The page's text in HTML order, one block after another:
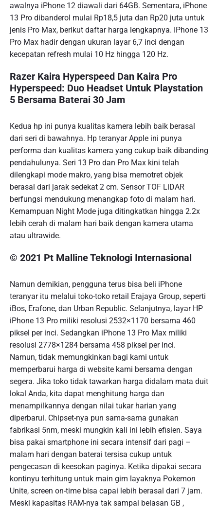
awalnya iPhone 12 diawali dari 64GB. Sementara, iPhone
13 Pro dibanderol mulai Rp18,5 juta dan Rp20 juta untuk
jenis Pro Max, berikut daftar harga lengkapnya. IPhone 13
Pro Max hadir dengan ukuran layar 6,7 inci dengan
kecepatan refresh mulai 10 Hz hingga 120 Hz.
Razer Kaira Hyperspeed Dan Kaira Pro
Hyperspeed: Duo Headset Untuk Playstation
5 Bersama Baterai 30 Jam
Kedua hp ini punya kualitas kamera lebih baik berasal
dari seri di bawahnya. Hp teranyar Apple ini punya
performa dan kualitas kamera yang cukup baik dibanding
pendahulunya. Seri 13 Pro dan Pro Max kini telah
dilengkapi mode makro, yang bisa memotret objek
berasal dari jarak sedekat 2 cm. Sensor TOF LiDAR
berfungsi mendukung menangkap foto di malam hari.
Kemampuan Night Mode juga ditingkatkan hingga 2.2x
lebih cerah di malam hari baik dengan kamera utama
atau ultrawide.
© 2021 Pt Malline Teknologi Internasional
Namun demikian, pengguna terus bisa beli iPhone
teranyar itu melalui toko-toko retail Erajaya Group, seperti
iBos, Erafone, dan Urban Republic. Selanjutnya, layar HP
iPhone 13 Pro miliki resolusi 2532×1170 bersama 460
piksel per inci. Sedangkan iPhone 13 Pro Max miliki
resolusi 2778×1284 bersama 458 piksel per inci.
Namun, tidak memungkinkan bagi kami untuk
memperbarui harga di website kami bersama dengan
segera. Jika toko tidak tawarkan harga didalam mata duit
lokal Anda, kita dapat menghitung harga dan
menampilkannya dengan nilai tukar harian yang
diperbarui. Chipset-nya pun sama-sama gunakan
fabrikasi 5nm, meski mungkin kali ini lebih efisien. Saya
bisa pakai smartphone ini secara intensif dari pagi –
malam hari dengan baterai tersisa cukup untuk
pengecasan di keesokan paginya. Ketika dipakai secara
kontinyu terhitung untuk main gim layaknya Pokemon
Unite, screen on-time bisa capai lebih berasal dari 7 jam.
Meski kapasitas RAM-nya tak sampai belasan GB ,